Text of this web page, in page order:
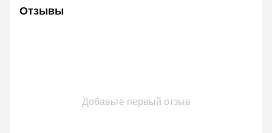
Отзывы
Добавьте первый отзыв